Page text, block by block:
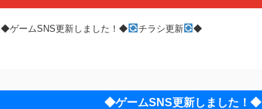
◆ゲームSNS更新しました！◆ チラシ更新 ◆
◆ゲームSNS更新しました！◆